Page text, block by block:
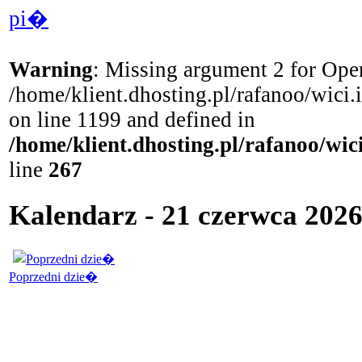
pi�
Warning: Missing argument 2 for
/home/klient.dhosting.pl/rafanoo/
on line 1199 and defined in
/home/klient.dhosting.pl/rafanoo/
line 267
Kalendarz - 21 czerwca
Poprzedni dzie�